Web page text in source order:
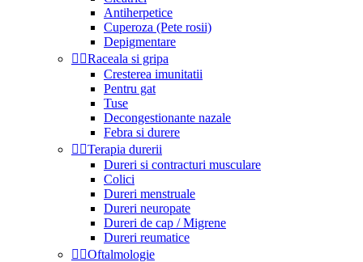
Antiherpetice
Cuperoza (Pete rosii)
Depigmentare
 Raceala si gripa
Cresterea imunitatii
Pentru gat
Tuse
Decongestionante nazale
Febra si durere
 Terapia durerii
Dureri si contracturi musculare
Colici
Dureri menstruale
Dureri neuropate
Dureri de cap / Migrene
Dureri reumatice
 Oftalmologie